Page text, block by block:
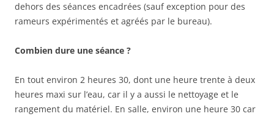
dehors des séances encadrées (sauf exception pour des
rameurs expérimentés et agréés par le bureau).
Combien dure une séance ?
En tout environ 2 heures 30, dont une heure trente à deux
heures maxi sur l’eau, car il y a aussi le nettoyage et le
rangement du matériel. En salle, environ une heure 30 car